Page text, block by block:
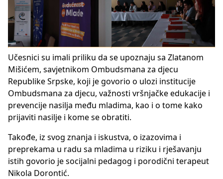
Učesnici su imali priliku da se upoznaju sa Zlatanom
Mišićem, savjetnikom Ombudsmana za djecu
Republike Srpske, koji je govorio o ulozi institucije
Ombudsmana za djecu, važnosti vršnjačke edukacije i
prevencije nasilja među mladima, kao i o tome kako
prijaviti nasilje i kome se obratiti.
Takođe, iz svog znanja i iskustva, o izazovima i
preprekama u radu sa mladima u riziku i rješavanju
istih govorio je socijalni pedagog i porodični terapeut
Nikola Dorontić.